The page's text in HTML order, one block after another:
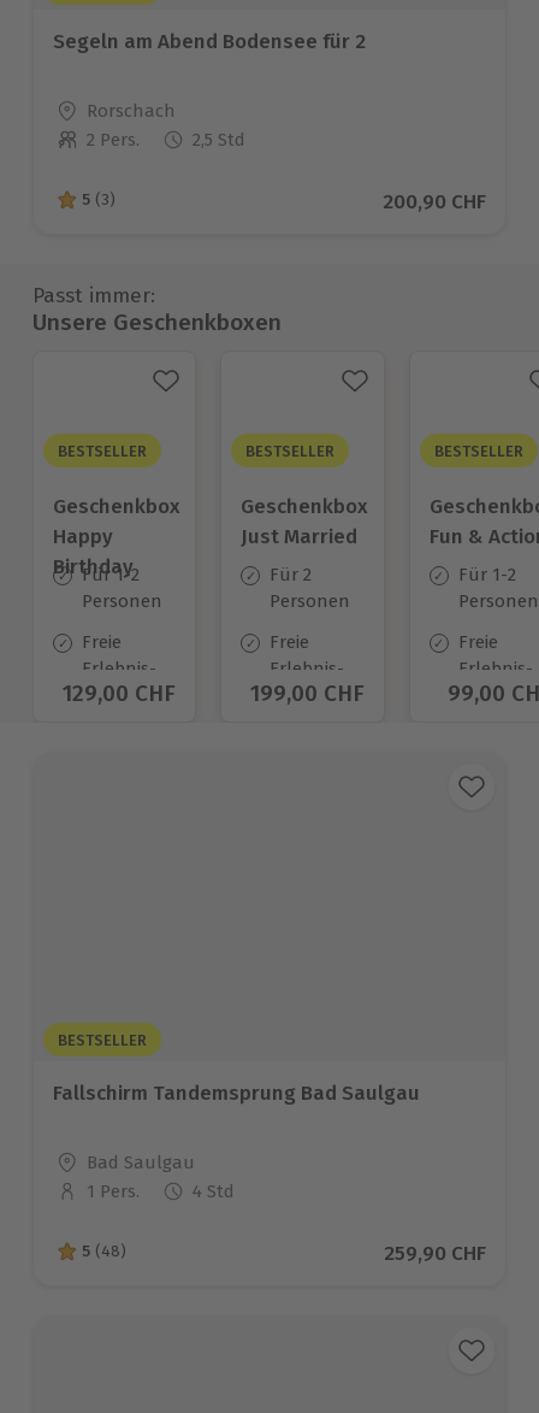
Segeln am Abend Bodensee für 2
Standort
Rorschach
Anzahl der Teilnehmer
2 Pers. 2,5 Std
5 von 5 Sternen basierend auf 3 Bewertungen
5 (3) Aktueller Preis
200,90 CHF
Passt immer:
Unsere Geschenkboxen
BESTSELLER
Geschenkbox
Happy
Birthday
Für 1-2
Personen
Freie
Erlebnis-
Auswahl
Aktueller Preis
129,00 CHF
BESTSELLER
Geschenkbox
Just Married
Für 2
Personen
Freie
Erlebnis-
Auswahl
Aktueller Preis
199,00 CHF
BESTSELLER
Fun &
Für 1-2
Personen
Freie
Erlebnis-
Auswahl
99,00
BESTSELLER
Fallschirm Tandemsprung Bad Saulgau
Standort
Bad Saulgau
Anzahl der Teilnehmer
1 Pers. 4 Std
5 von 5 Sternen basierend auf 48 Bewertungen
5 (48) Aktueller Preis
259,90 CHF